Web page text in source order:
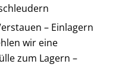
– Einlagern
wir eine
zum Lagern –